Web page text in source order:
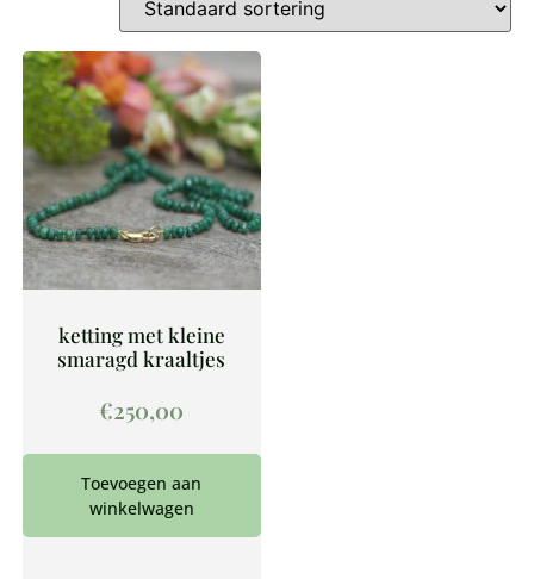
ketting met kleine
smaragd kraaltjes
€250,00
Toevoegen aan
winkelwagen